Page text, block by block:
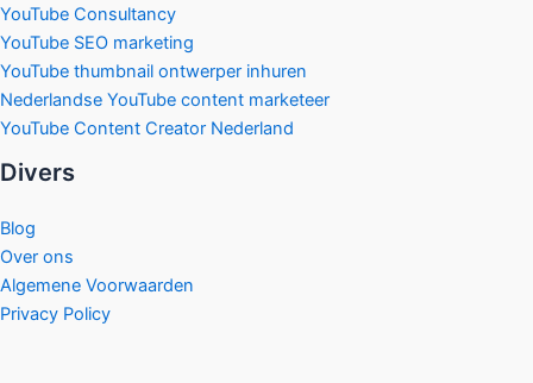
YouTube Consultancy
YouTube SEO marketing
YouTube thumbnail ontwerper inhuren
Nederlandse YouTube content marketeer
YouTube Content Creator Nederland
Divers
Blog
Over ons
Algemene Voorwaarden
Privacy Policy